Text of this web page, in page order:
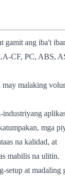
gamit ang iba't
CF, PC, ABS,
malaking
mga
na kalidad, at
mabilis na ulitin.
setup at madaling